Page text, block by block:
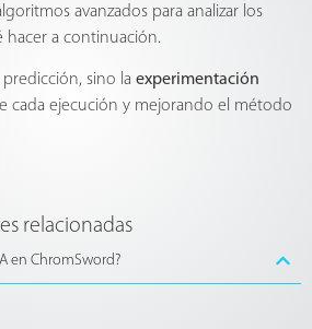
avanzados para analizar los
hacer a continuación.
sino la experimentación
cada ejecución y mejorando el método
relacionadas
en ChromSword?